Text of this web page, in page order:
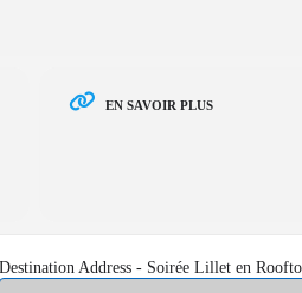
EN SAVOIR PLUS
Destination Address - Soirée Lillet en